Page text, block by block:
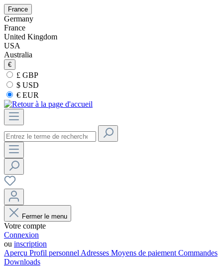
France
Germany
France
United Kingdom
USA
Australia
€
£ GBP
$ USD
€ EUR
Fermer le menu
Votre compte
Connexion
ou inscription
Aperçu Profil personnel Adresses Moyens de paiement Commandes
Downloads